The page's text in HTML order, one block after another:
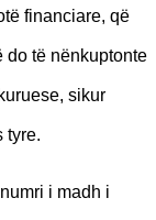
financiare, që
do të nënkuptonte
sikur
tyre.
i madh i